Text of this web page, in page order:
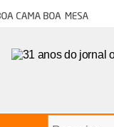
cama boa mesa